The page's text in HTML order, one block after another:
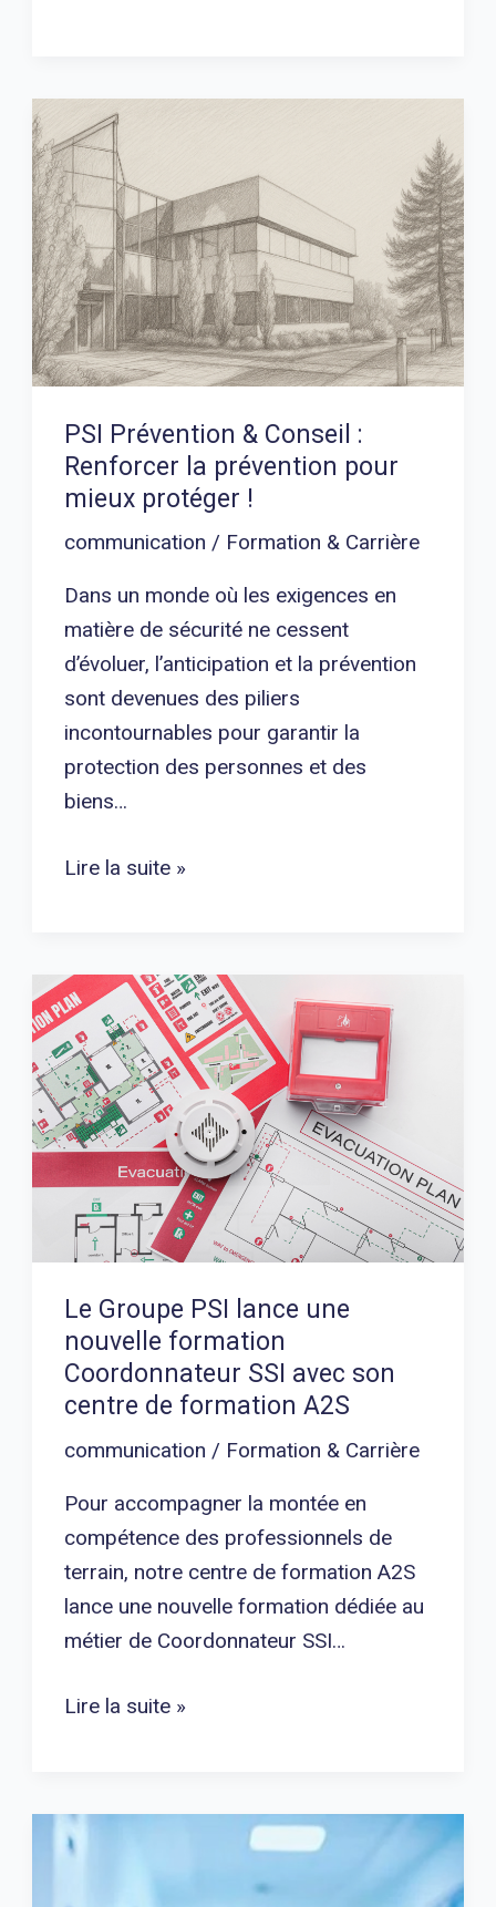
PSI Prévention & Conseil :
Renforcer la prévention pour
mieux protéger !
communication / Formation & Carrière
Dans un monde où les exigences en
matière de sécurité ne cessent
d’évoluer, l’anticipation et la prévention
sont devenues des piliers
incontournables pour garantir la
protection des personnes et des
biens…
Prévention
&
Conseil
:
Renforcer
la
prévention
pour
mieux
protéger
!
Lire la suite »
Le Groupe PSI lance une
nouvelle formation
Coordonnateur SSI avec son
centre de formation A2S
communication / Formation & Carrière
Pour accompagner la montée en
compétence des professionnels de
terrain, notre centre de formation A2S
lance une nouvelle formation dédiée au
métier de Coordonnateur SSI…
Le
Groupe
PSI
lance
une
nouvelle
formation
Coordonnateur
SSI
avec
son
centre
de
formation
Lire la suite »
Sécurité